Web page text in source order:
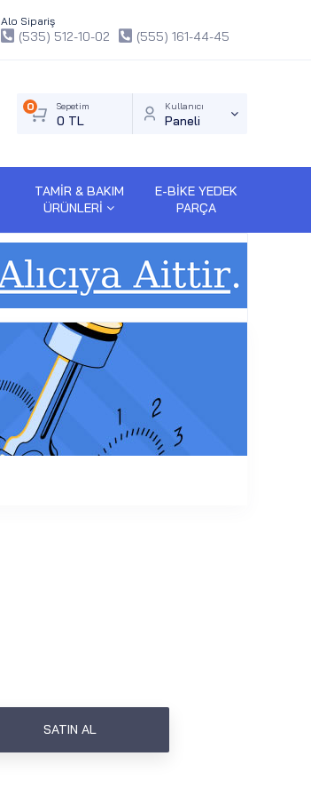
Alo Sipariş
(535) 512-10-02 (555) 161-44-45
Sepetim
0 TL
0 Kullanıcı
Paneli
TAMİR & BAKIM
ÜRÜNLERİ
E-BİKE YEDEK
PARÇA